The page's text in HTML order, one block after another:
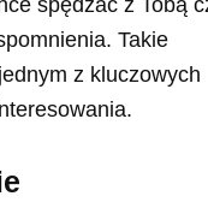
Takie
z kluczowych